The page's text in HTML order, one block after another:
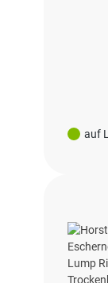
auf